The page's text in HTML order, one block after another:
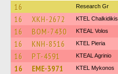
16 Research Gr
16 XKH-2672 ΚΤΕL Chalkidikis
16 BOM-7430 KTEAL Volos
16 KNH-8516 KTEL Pieria
16 PT-4591 KTEAL Agrinio
16 EME-3971 KTEL Mykonos